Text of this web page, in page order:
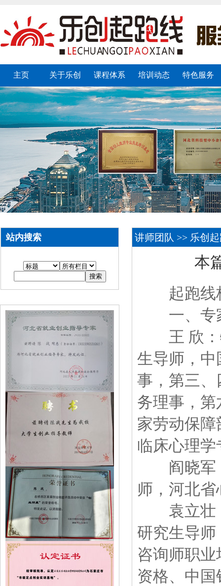
主页 关于乐创 课程体系 培训动态 特色服务
站内搜索 讲师团队 >> 乐创
本
起跑线
一、专
王 欣：
生导师，中
事，第三、
务理事，
家劳动保
临床心理
阎晓军：
师，河北
袁立壮：
研究生导
咨询师职
资格、中国